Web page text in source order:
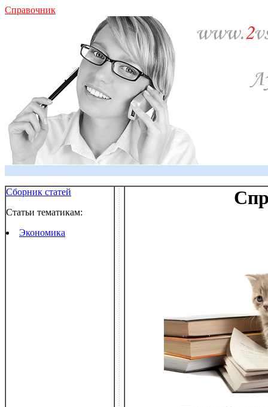
Справочник
Сборник статей
Статьи тематикам:
Экономика